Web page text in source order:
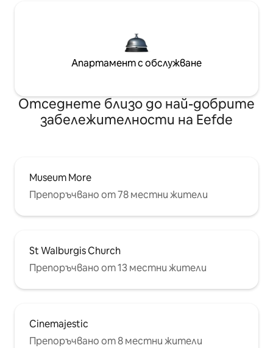
Апартамент с обслужване
Отседнете близо до най-добрите
забележителности на Eefde
Museum More
Препоръчвано от 78 местни жители
St Walburgis Church
Препоръчвано от 13 местни жители
Cinemajestic
Препоръчвано от 8 местни жители